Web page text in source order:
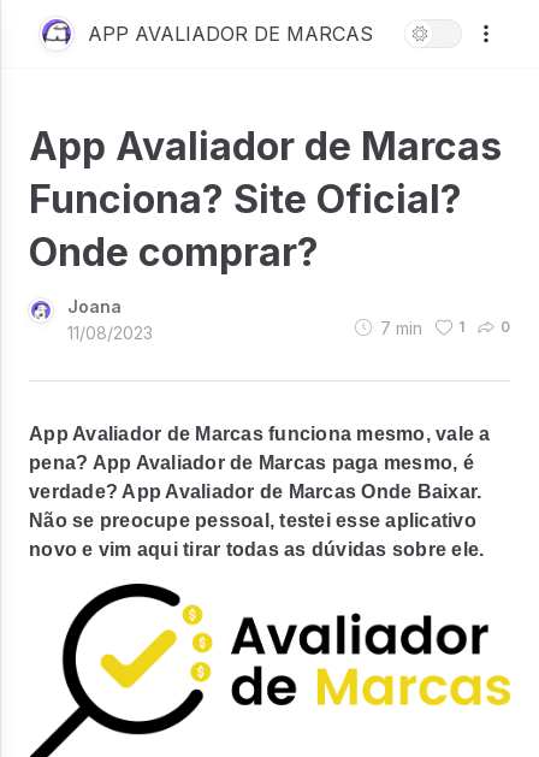
APP AVALIADOR DE MARCAS
App Avaliador de Marcas
Funciona? Site Oficial?
Onde comprar?
Joana
11/08/2023
7 min 1 0
App Avaliador de Marcas funciona mesmo, vale a
pena? App Avaliador de Marcas paga mesmo, é
verdade? App Avaliador de Marcas Onde Baixar.
Não se preocupe pessoal, testei esse aplicativo
novo e vim aqui tirar todas as dúvidas sobre ele.